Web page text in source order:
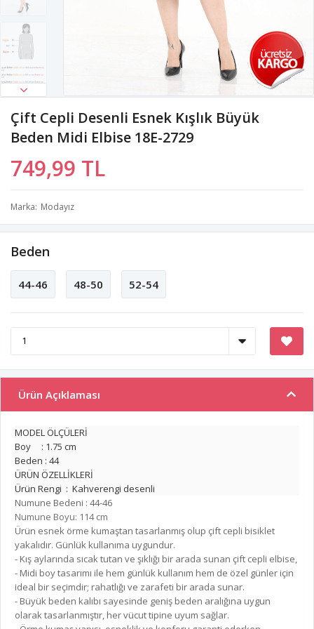
Çift Cepli Desenli Esnek Kışlık Büyük
Beden Midi Elbise 18E-2729
749,99 TL
Marka Modayız
Beden
44-46 48-50 52-54
Ürün Açıklaması
MODEL ÖLÇÜLERİ
Boy : 1.75 cm
Beden : 44
ÜRÜN ÖZELLİKLERİ
Ürün Rengi : Kahverengi desenli
Numune Bedeni : 44-46
Numune Boyu: 114 cm
Ürün esnek örme kumaştan tasarlanmış olup çift cepli bisiklet
yakalıdır. Günlük kullanıma uygundur.
- Kış aylarında sıcak tutan ve şıklığı bir arada sunan çift cepli elbise,
- Midi boy tasarımı ile hem günlük kullanım hem de özel günler için
ideal bir seçimdir; rahatlığı ve zarafeti bir arada sunar.
- Büyük beden kalıbı sayesinde geniş beden aralığına uygun
olarak tasarlanmıştır, her vücut tipine uyum sağlar.